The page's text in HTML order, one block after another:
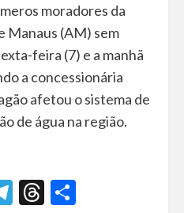
moradores da
Manaus (AM) sem
feira (7) e a manhã
a concessionária
afetou o sistema de
de água na região.
Telegram
Threads